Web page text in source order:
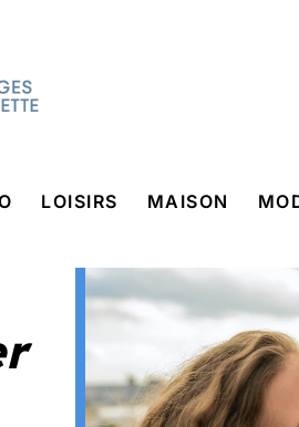
LOISIRS MAISON